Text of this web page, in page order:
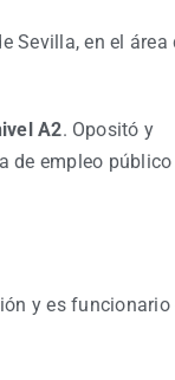
Sevilla, en el área
A2. Opositó y
de empleo público
y es funcionario